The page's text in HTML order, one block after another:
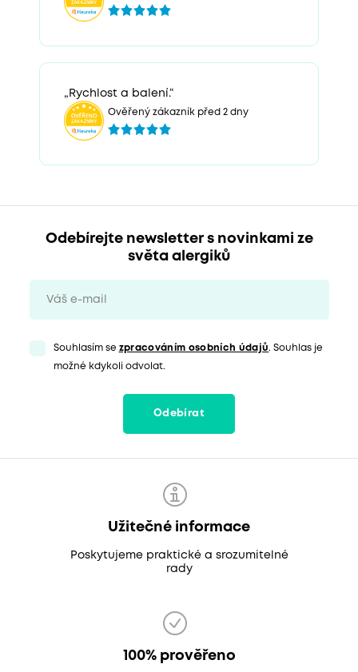
„Rychlost a balení.“
Ověřený zákazník před 2 dny
Odebírejte newsletter s novinkami ze
světa alergiků
Souhlasím se zpracováním osobních údajů. Souhlas je
možné kdykoli odvolat.
Odebírat
Užitečné informace
Poskytujeme praktické a srozumitelné
rady
100% prověřeno